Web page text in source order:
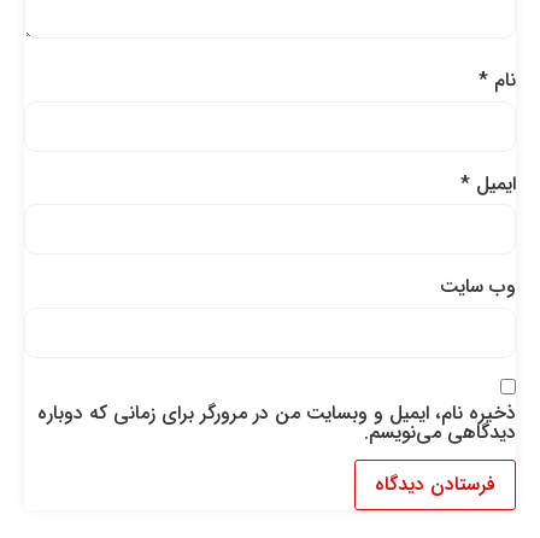
نام*
ایمیل*
وب‌ سایت
ذخیره نام، ایمیل و وبسایت من در مرورگر برای زمانی که دوباره
دیدگاهی می‌نویسم.